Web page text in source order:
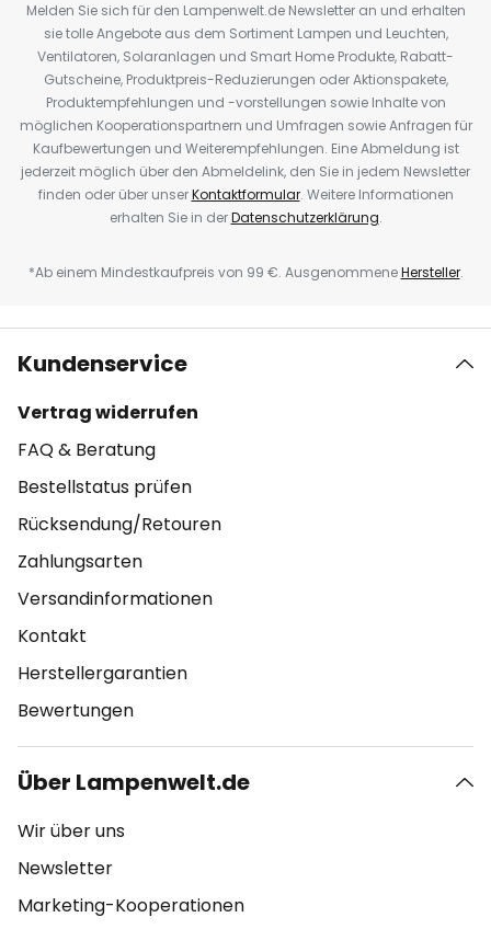
Melden Sie sich für den Lampenwelt.de Newsletter an und erhalten
sie tolle Angebote aus dem Sortiment Lampen und Leuchten,
Ventilatoren, Solaranlagen und Smart Home Produkte, Rabatt-
Gutscheine, Produktpreis-Reduzierungen oder Aktionspakete,
Produktempfehlungen und -vorstellungen sowie Inhalte von
möglichen Kooperationspartnern und Umfragen sowie Anfragen für
Kaufbewertungen und Weiterempfehlungen. Eine Abmeldung ist
jederzeit möglich über den Abmeldelink, den Sie in jedem Newsletter
finden oder über unserKontaktformular. Weitere Informationen
erhalten Sie in derDatenschutzerklärung.
*Ab einem Mindestkaufpreis von 99 €. AusgenommeneHersteller.
Kundenservice
Vertrag widerrufen
FAQ & Beratung
Bestellstatus prüfen
Rücksendung/Retouren
Zahlungsarten
Versandinformationen
Kontakt
Herstellergarantien
Bewertungen
Über Lampenwelt.de
Wir über uns
Newsletter
Marketing-Kooperationen